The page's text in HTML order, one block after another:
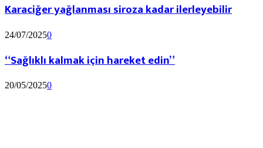
Karaciğer yağlanması siroza kadar ilerleyebilir
24/07/20250
“Sağlıklı kalmak için hareket edin”
20/05/20250